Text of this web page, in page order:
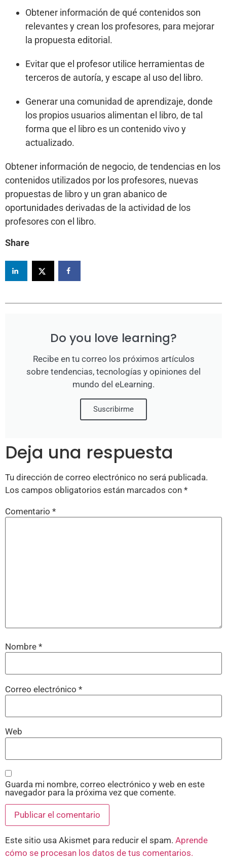
Obtener información de qué contenidos son
relevantes y crean los profesores, para mejorar
la propuesta editorial.
Evitar que el profesor utilice herramientas de
terceros de autoría, y escape al uso del libro.
Generar una comunidad de aprendizaje, donde
los propios usuarios alimentan el libro, de tal
forma que el libro es un contenido vivo y
actualizado.
Obtener información de negocio, de tendencias en los
contenidos utilizados por los profesores, nuevas
propuestas de libro y un gran abanico de
oportunidades derivadas de la actividad de los
profesores con el libro.
Share
Do you love learning?
Recibe en tu correo los próximos artículos
sobre tendencias, tecnologías y opiniones del
mundo del eLearning.
Suscribirme
Deja una respuesta
Tu dirección de correo electrónico no será publicada.
Los campos obligatorios están marcados con *
Comentario *
Nombre *
Correo electrónico *
Web
Guarda mi nombre, correo electrónico y web en este
navegador para la próxima vez que comente.
Este sitio usa Akismet para reducir el spam. Aprende
cómo se procesan los datos de tus comentarios.